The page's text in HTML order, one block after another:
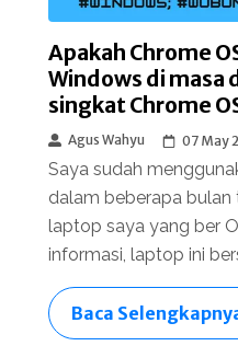
Apakah Chrome
Windows di masa
singkat Chrome
Agus Wahyu 07 May
Saya sudah
dalam beberapa bulan
laptop saya yang ber
informasi, laptop ini
Baca